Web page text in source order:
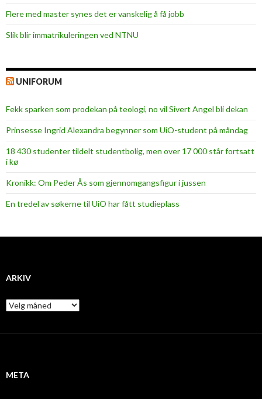
Flere med master synes det er vanskelig å få jobb
Slik blir immatrikuleringen ved NTNU
UNIFORUM
Fekk sparken som prodekan på teologi, no vil Sivert Angel bli dekan
Prinsesse Ingrid Alexandra begynner som UiO-student på måndag
18 430 studenter tildelt studentbolig, men over 17 000 står fortsatt
i kø
Kronikk: Om Peder Ås som gjennomgangsfigur i jussen
En tredel av søkerne til UiO har fått studieplass
ARKIV
A
r
i
META